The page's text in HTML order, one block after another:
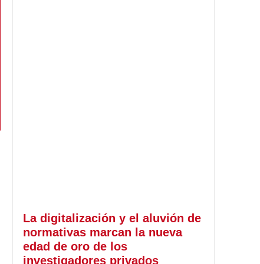
La digitalización y el aluvión de
normativas marcan la nueva
edad de oro de los
investigadores privados